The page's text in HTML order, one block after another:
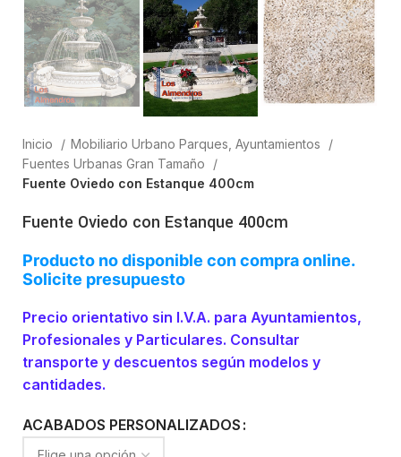
Inicio
Mobiliario Urbano Parques, Ayuntamientos
Fuentes Urbanas Gran Tamaño
Fuente Oviedo con Estanque 400cm
Fuente Oviedo con Estanque 400cm
Producto no disponible con compra online.
Solicite presupuesto
Precio orientativo sin I.V.A. para Ayuntamientos,
Profesionales y Particulares. Consultar
transporte y descuentos según modelos y
cantidades.
ACABADOS PERSONALIZADOS